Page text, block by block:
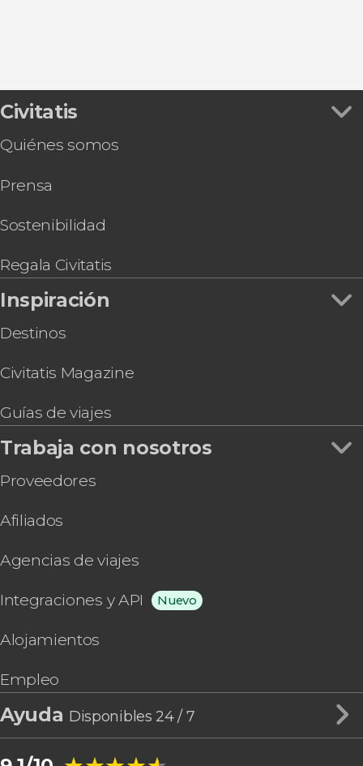
Civitatis
Quiénes somos
Prensa
Sostenibilidad
Regala Civitatis
Inspiración
Destinos
Civitatis Magazine
Guías de viajes
Trabaja con nosotros
Proveedores
Afiliados
Agencias de viajes
Integraciones y API Nuevo
Alojamientos
Empleo
Ayuda Disponibles 24 / 7